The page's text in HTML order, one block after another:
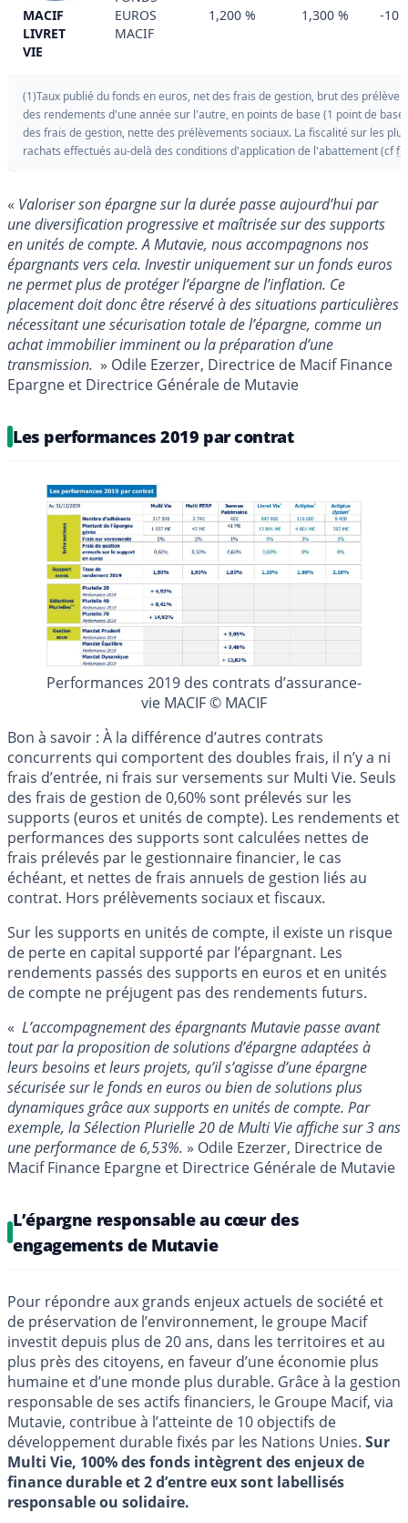
MACIF
LIVRET
VIE
EUROS
MACIF
1,200 % 1,300 % -10
(1)Taux publié du fonds en euros, net des frais de gestion, brut des
des rendements d'une année sur l'autre, en points de base (1 point de
des frais de gestion, nette des prélèvements sociaux. La fiscalité sur les
rachats effectués au-delà des conditions d'application de l'abattement (cf
« Valoriser son épargne sur la durée passe aujourd’hui par
une diversification progressive et maîtrisée sur des supports
en unités de compte. A Mutavie, nous accompagnons nos
épargnants vers cela. Investir uniquement sur un fonds euros
ne permet plus de protéger l’épargne de l’inflation. Ce
placement doit donc être réservé à des situations particulières
nécessitant une sécurisation totale de l’épargne, comme un
achat immobilier imminent ou la préparation d’une
transmission. » Odile Ezerzer, Directrice de Macif Finance
Epargne et Directrice Générale de Mutavie
Les performances 2019 par contrat
Performances 2019 des contrats d’assurance-
vie MACIF © MACIF
Bon à savoir : À la différence d’autres contrats
concurrents qui comportent des doubles frais, il n’y a ni
frais d’entrée, ni frais sur versements sur Multi Vie. Seuls
des frais de gestion de 0,60% sont prélevés sur les
supports (euros et unités de compte). Les rendements et
performances des supports sont calculées nettes de
frais prélevés par le gestionnaire financier, le cas
échéant, et nettes de frais annuels de gestion liés au
contrat. Hors prélèvements sociaux et fiscaux.
Sur les supports en unités de compte, il existe un risque
de perte en capital supporté par l’épargnant. Les
rendements passés des supports en euros et en unités
de compte ne préjugent pas des rendements futurs.
« L’accompagnement des épargnants Mutavie passe avant
tout par la proposition de solutions d’épargne adaptées à
leurs besoins et leurs projets, qu’il s’agisse d’une épargne
sécurisée sur le fonds en euros ou bien de solutions plus
dynamiques grâce aux supports en unités de compte. Par
exemple, la Sélection Plurielle 20 de Multi Vie affiche sur 3 ans
une performance de 6,53%. » Odile Ezerzer, Directrice de
Macif Finance Epargne et Directrice Générale de Mutavie
L’épargne responsable au cœur des
engagements de Mutavie
Pour répondre aux grands enjeux actuels de société et
de préservation de l’environnement, le groupe Macif
investit depuis plus de 20 ans, dans les territoires et au
plus près des citoyens, en faveur d’une économie plus
humaine et d’une monde plus durable. Grâce à la gestion
responsable de ses actifs financiers, le Groupe Macif, via
Mutavie, contribue à l’atteinte de 10 objectifs de
développement durable fixés par les Nations Unies. Sur
Multi Vie, 100% des fonds intègrent des enjeux de
finance durable et 2 d’entre eux sont labellisés
responsable ou solidaire.